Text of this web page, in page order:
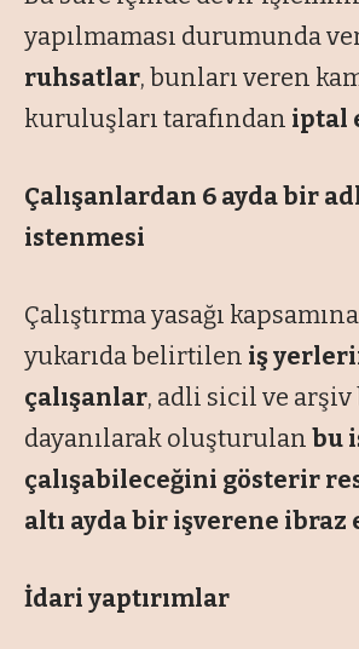
yapılmaması durumunda
ruhsatlar, bunları veren
kuruluşları tarafından iptal
Çalışanlardan 6 ayda bir
istenmesi
Çalıştırma yasağı
yukarıda belirtilen iş
çalışanlar, adli sicil ve
dayanılarak oluşturulan bu
çalışabileceğini gösterir
altı ayda bir işverene
İdari yaptırımlar